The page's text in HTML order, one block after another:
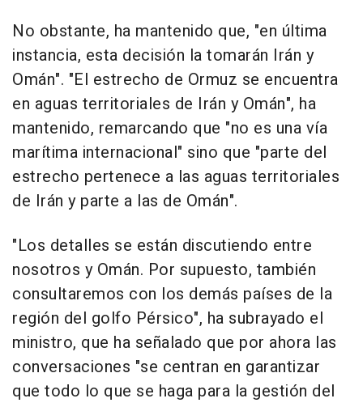
No obstante, ha mantenido que, "en última
instancia, esta decisión la tomarán Irán y
Omán". "El estrecho de Ormuz se encuentra
en aguas territoriales de Irán y Omán", ha
mantenido, remarcando que "no es una vía
marítima internacional" sino que "parte del
estrecho pertenece a las aguas territoriales
de Irán y parte a las de Omán".
"Los detalles se están discutiendo entre
nosotros y Omán. Por supuesto, también
consultaremos con los demás países de la
región del golfo Pérsico", ha subrayado el
ministro, que ha señalado que por ahora las
conversaciones "se centran en garantizar
que todo lo que se haga para la gestión del